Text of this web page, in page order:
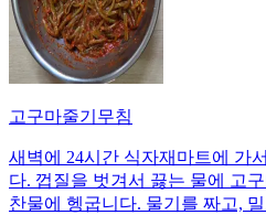
고구마줄기무침
새벽에 24시간 식자재마트에 가
다. 껍질을 벗겨서 끓는 물에 고
찬물에 헹굽니다. 물기를 짜고,